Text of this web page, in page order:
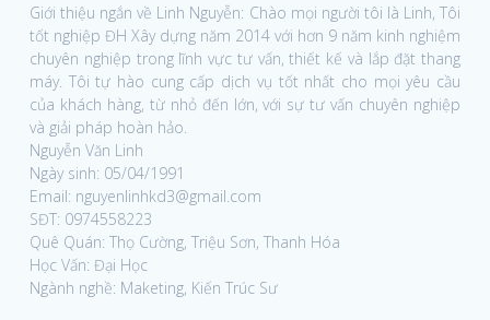
Giới thiệu ngắn về Linh Nguyễn: Chào mọi người tôi là Linh, Tôi
tốt nghiệp ĐH Xây dựng năm 2014 với hơn 9 năm kinh nghiệm
chuyên nghiệp trong lĩnh vực tư vấn, thiết kế và lắp đặt thang
máy. Tôi tự hào cung cấp dịch vụ tốt nhất cho mọi yêu cầu
của khách hàng, từ nhỏ đến lớn, với sự tư vấn chuyên nghiệp
và giải pháp hoàn hảo.
Nguyễn Văn Linh
Ngày sinh: 05/04/1991
Email: nguyenlinhkd3@gmail.com
SĐT: 0974558223
Quê Quán: Thọ Cường, Triệu Sơn, Thanh Hóa
Học Vấn: Đại Học
Ngành nghề: Maketing, Kiến Trúc Sư